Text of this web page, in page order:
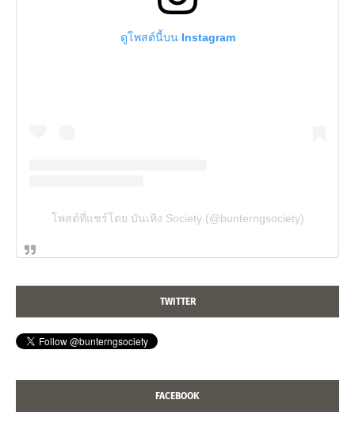
ดูโพสต์นี้บน Instagram
โพสต์ที่แชร์โดย บันเทิง Society (@bunterngsociety)
TWITTER
FACEBOOK